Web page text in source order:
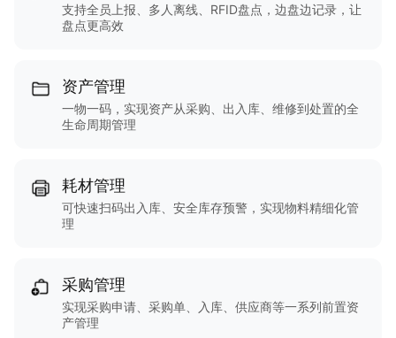
支持全员上报、多人离线、RFID盘点，边盘边记录，让
盘点更高效
资产管理
一物一码，实现资产从采购、出入库、维修到处置的全
生命周期管理
耗材管理
可快速扫码出入库、安全库存预警，实现物料精细化管
理
采购管理
实现采购申请、采购单、入库、供应商等一系列前置资
产管理